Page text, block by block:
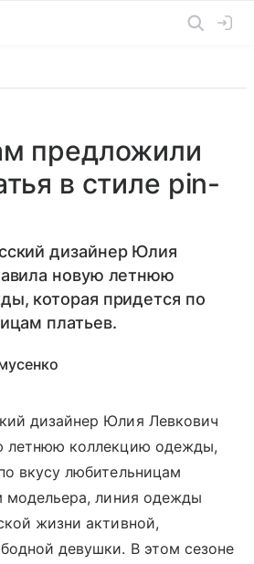
предложили
в стиле pin-
дизайнер Юлия
новую летнюю
которая придется по
платьев.
дизайнер Юлия Левкович
летнюю коллекцию одежды,
вкусу любительницам
модельера, линия одежды
жизни активной,
девушки. В этом сезоне